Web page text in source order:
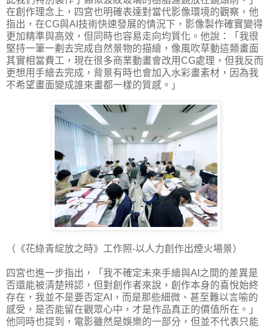
在創作理念上，四宮也明確表達對當代影像環境的觀察，他
指出，在CG與AI技術快速發展的情況下，影像製作確實變得
更加精準與高效，但同時也容易走向均質化。他說：「我很
堅持一筆一劃去完成自然景物的描繪，像風吹草動這類畫面
其實相當費工，現在很多商業動畫會改用CG處理，但我反而
更想用手繪去完成，背景有時也會加入水彩畫素材，因為我
不希望畫面變成誰來畫都一樣的質感。」
（《花綠青綻放之時》工作照-以人力創作出煙火場景）
四宮也進一步指出，「我不確定未來手繪與AI之間的差異是
否還能被清楚辨認，但對創作者來說，創作本身的喜悅始終
存在，我並不是要否定AI，而是那些細微、甚至難以言喻的
感受，是否能留在觀眾心中，才是作品真正的價值所在。」
他同時也提到，電影雖然是娛樂的一部分，但並不代表只能